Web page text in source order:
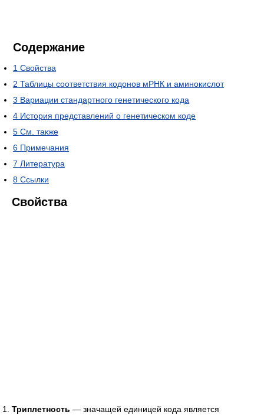
Содержание
1 Свойства
2 Таблицы соответствия кодонов мРНК и аминокислот
3 Вариации стандартного генетического кода
4 История представлений о генетическом коде
5 См. также
6 Примечания
7 Литература
8 Ссылки
Свойства
Триплетность — значащей единицей кода является